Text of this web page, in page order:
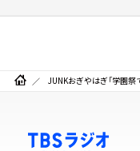
JUNKおぎやはぎ「学園祭